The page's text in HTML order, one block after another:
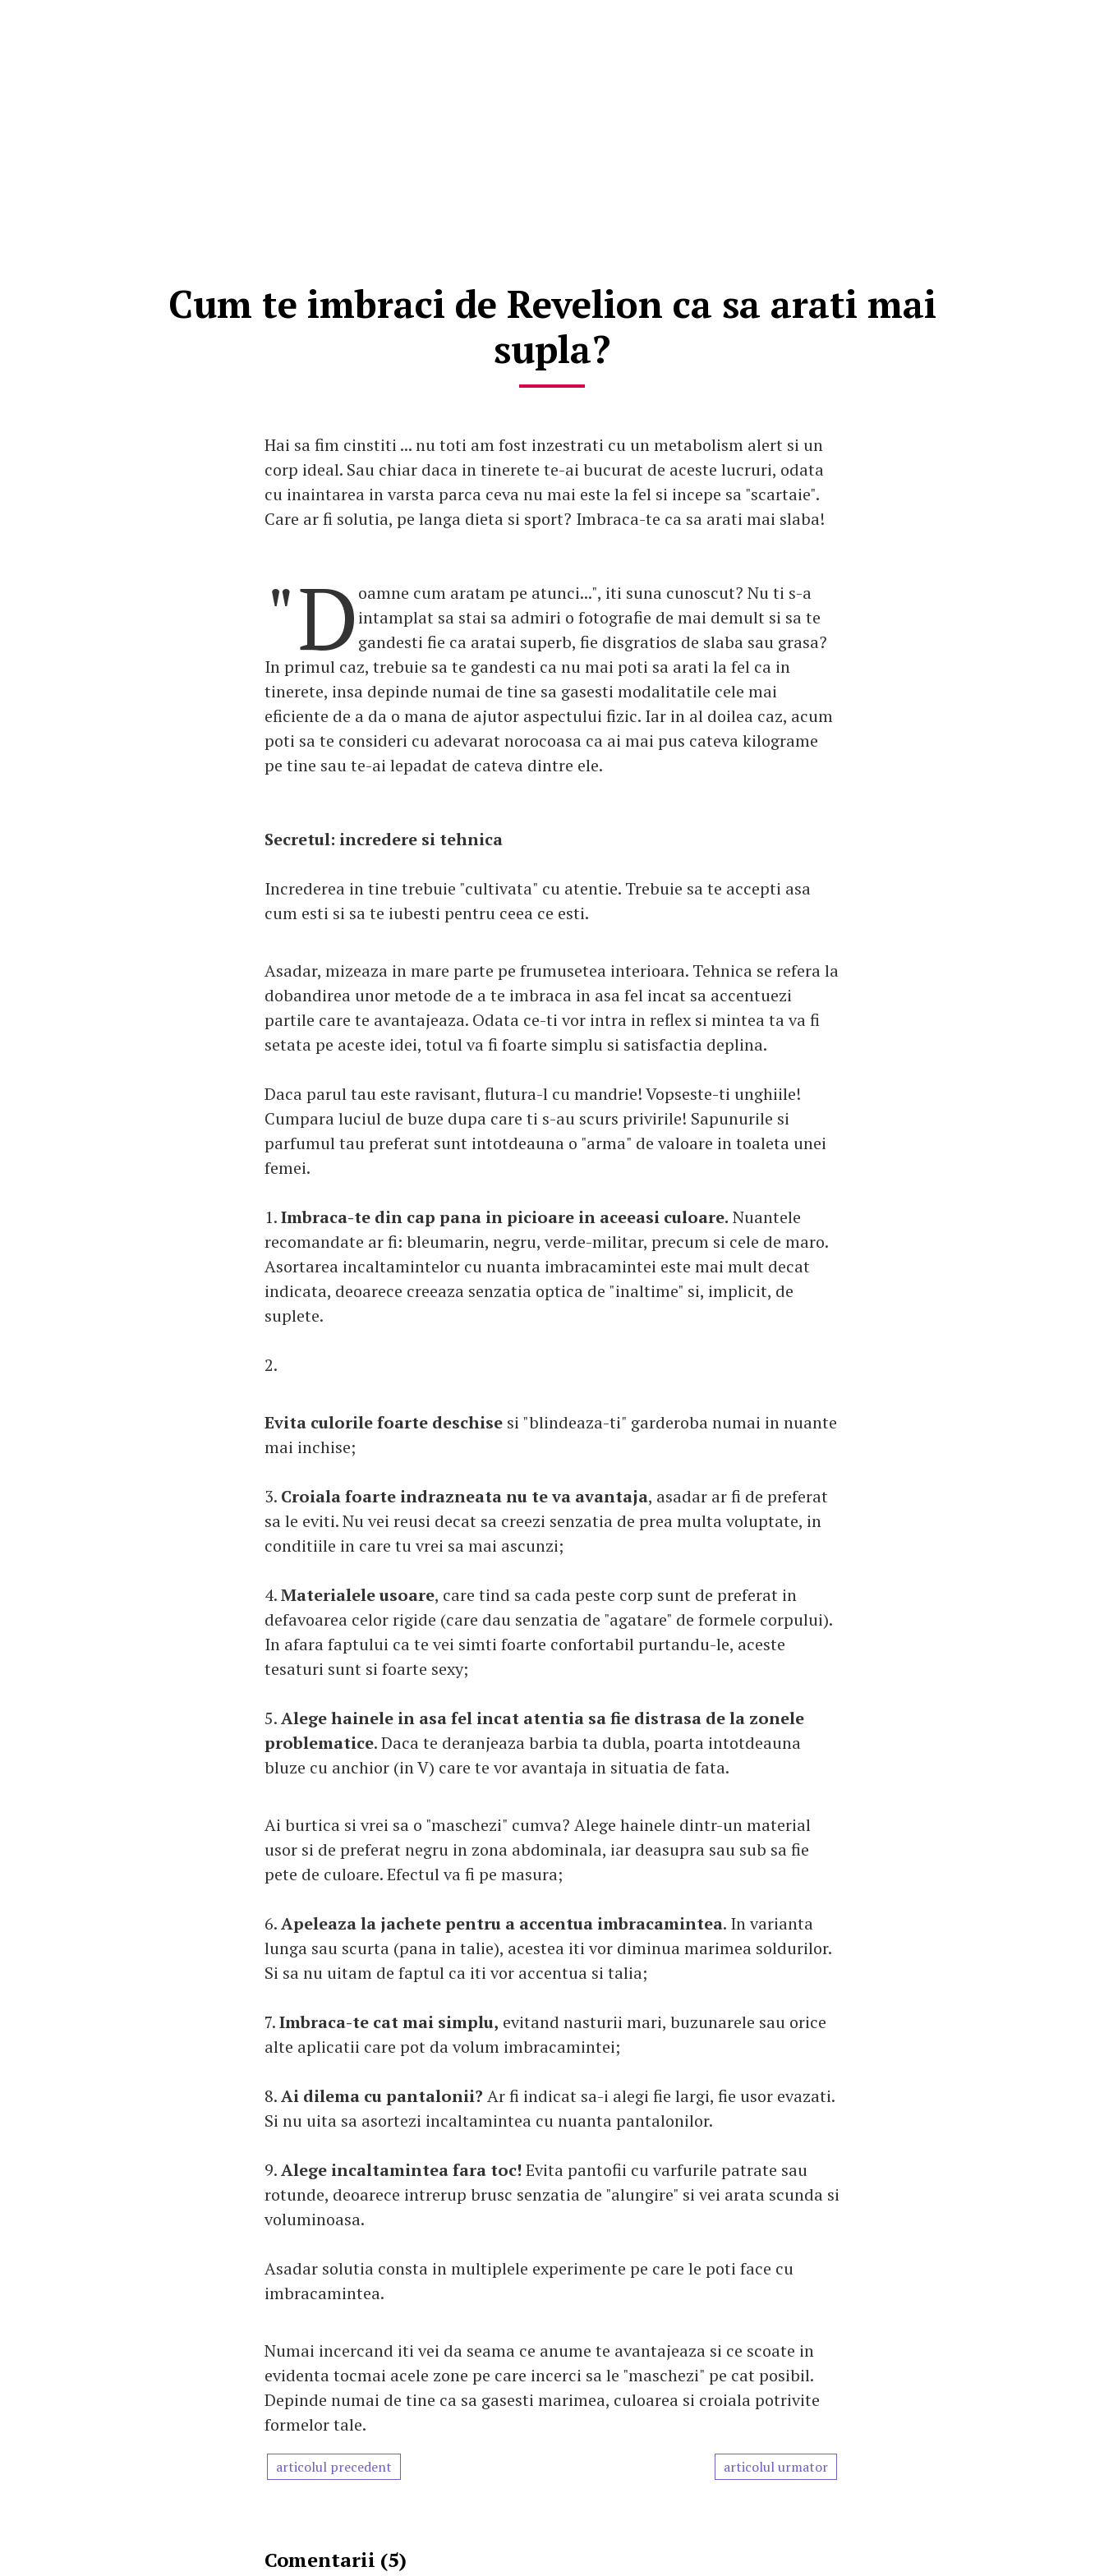
Cum te imbraci de Revelion ca sa arati mai
supla?
Hai sa fim cinstiti ... nu toti am fost inzestrati cu un metabolism alert si un
corp ideal. Sau chiar daca in tinerete te-ai bucurat de aceste lucruri, odata
cu inaintarea in varsta parca ceva nu mai este la fel si incepe sa "scartaie".
Care ar fi solutia, pe langa dieta si sport? Imbraca-te ca sa arati mai slaba!
"D oamne cum aratam pe atunci...", iti suna cunoscut? Nu ti s-a
intamplat sa stai sa admiri o fotografie de mai demult si sa te
gandesti fie ca aratai superb, fie disgratios de slaba sau grasa?
In primul caz, trebuie sa te gandesti ca nu mai poti sa arati la fel ca in
tinerete, insa depinde numai de tine sa gasesti modalitatile cele mai
eficiente de a da o mana de ajutor aspectului fizic. Iar in al doilea caz, acum
poti sa te consideri cu adevarat norocoasa ca ai mai pus cateva kilograme
pe tine sau te-ai lepadat de cateva dintre ele.
Secretul: incredere si tehnica
Increderea in tine trebuie "cultivata" cu atentie. Trebuie sa te accepti asa
cum esti si sa te iubesti pentru ceea ce esti.
Asadar, mizeaza in mare parte pe frumusetea interioara. Tehnica se refera la
dobandirea unor metode de a te imbraca in asa fel incat sa accentuezi
partile care te avantajeaza. Odata ce-ti vor intra in reflex si mintea ta va fi
setata pe aceste idei, totul va fi foarte simplu si satisfactia deplina.
Daca parul tau este ravisant, flutura-l cu mandrie! Vopseste-ti unghiile!
Cumpara luciul de buze dupa care ti s-au scurs privirile! Sapunurile si
parfumul tau preferat sunt intotdeauna o "arma" de valoare in toaleta unei
femei.
1.Imbraca-te din cap pana in picioare in aceeasi culoare. Nuantele
recomandate ar fi: bleumarin, negru, verde-militar, precum si cele de maro.
Asortarea incaltamintelor cu nuanta imbracamintei este mai mult decat
indicata, deoarece creeaza senzatia optica de "inaltime" si, implicit, de
suplete.
2.
Evita culorile foarte deschise si "blindeaza-ti" garderoba numai in nuante
mai inchise;
3. Croiala foarte indrazneata nu te va avantaja, asadar ar fi de preferat
sa le eviti. Nu vei reusi decat sa creezi senzatia de prea multa voluptate, in
conditiile in care tu vrei sa mai ascunzi;
4.Materialele usoare, care tind sa cada peste corp sunt de preferat in
defavoarea celor rigide (care dau senzatia de "agatare" de formele corpului).
In afara faptului ca te vei simti foarte confortabil purtandu-le, aceste
tesaturi sunt si foarte sexy;
5.Alege hainele in asa fel incat atentia sa fie distrasa de la zonele
problematice. Daca te deranjeaza barbia ta dubla, poarta intotdeauna
bluze cu anchior (in V) care te vor avantaja in situatia de fata.
Ai burtica si vrei sa o "maschezi" cumva? Alege hainele dintr-un material
usor si de preferat negru in zona abdominala, iar deasupra sau sub sa fie
pete de culoare. Efectul va fi pe masura;
6.Apeleaza la jachete pentru a accentua imbracamintea. In varianta
lunga sau scurta (pana in talie), acestea iti vor diminua marimea soldurilor.
Si sa nu uitam de faptul ca iti vor accentua si talia;
7.Imbraca-te cat mai simplu, evitand nasturii mari, buzunarele sau orice
alte aplicatii care pot da volum imbracamintei;
8.Ai dilema cu pantalonii? Ar fi indicat sa-i alegi fie largi, fie usor evazati.
Si nu uita sa asortezi incaltamintea cu nuanta pantalonilor.
9.Alege incaltamintea fara toc! Evita pantofii cu varfurile patrate sau
rotunde, deoarece intrerup brusc senzatia de "alungire" si vei arata scunda si
voluminoasa.
Asadar solutia consta in multiplele experimente pe care le poti face cu
imbracamintea.
Numai incercand iti vei da seama ce anume te avantajeaza si ce scoate in
evidenta tocmai acele zone pe care incerci sa le "maschezi" pe cat posibil.
Depinde numai de tine ca sa gasesti marimea, culoarea si croiala potrivite
formelor tale.
articolul precedent articolul urmator
Comentarii (5)